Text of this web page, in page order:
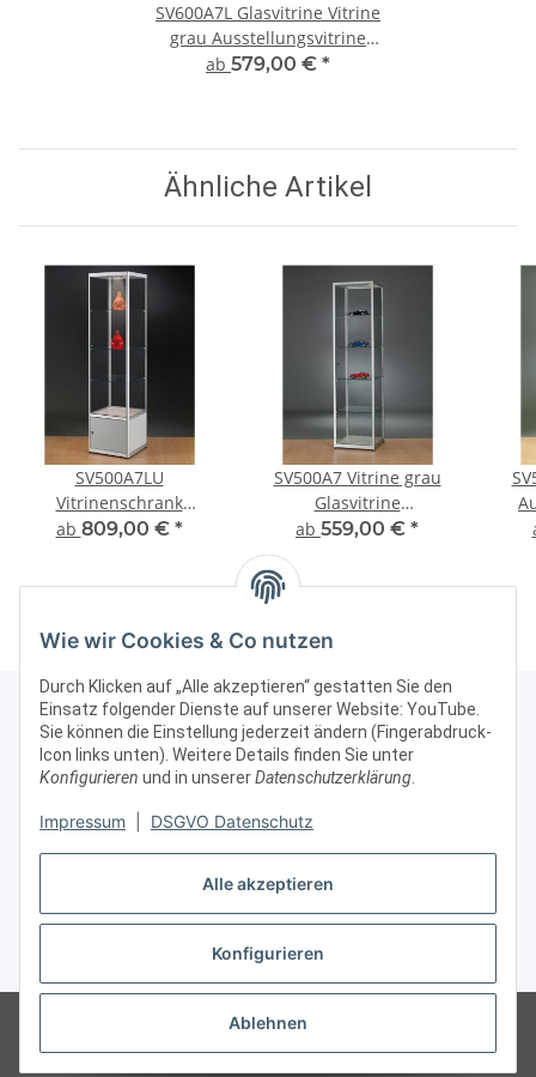
Alle akzeptieren
Konfigurieren
Ablehnen
Wie wir Cookies & Co nutzen
Durch Klicken auf „Alle akzeptieren“ gestatten Sie den
Einsatz folgender Dienste auf unserer Website: YouTube.
Sie können die Einstellung jederzeit ändern (Fingerabdruck-
Icon links unten). Weitere Details finden Sie unter
Konfigurieren und in unsererDatenschutzerklärung.
Impressum DSGVO Datenschutz
SV600A7L Glasvitrine Vitrine
grau Ausstellungsvitrine
Präsentationsvitrine Alu
ab 579,00 € *
Ähnliche Artikel
SV500A7LU
Vitrinenschrank
Glasvitrine Vitrine mit
abschließbar
ab 809,00 € *
SV500A7 Vitrine grau
Glasvitrine
Ausstellungsvitrine
Präsentationsvitrine
abschließbar Alu Silber
ab 559,00 € *
Kontakt & Rechtliches
Weitere Informationen
Vertrag widerrufen
* Alle Preise zzgl. gesetzlicher USt., zzgl.Versand
Besucherzähler: 3032123